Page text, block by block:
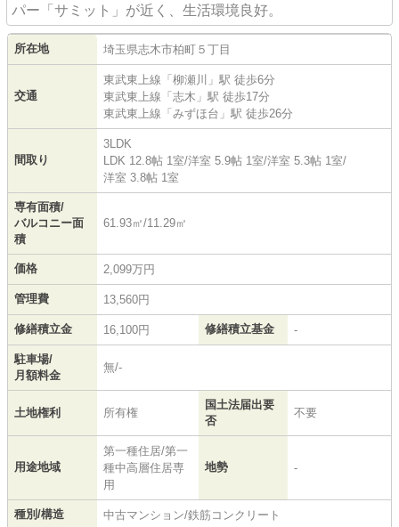
パー「サミット」が近く、生活環境良好。
所在地 埼玉県志木市柏町 ５丁目
交通
東武東上線 「 柳瀬川 」駅 徒歩6分
東武東上線 「 志木 」駅 徒歩17分
東武東上線 「 みずほ台 」駅 徒歩26分
間取り
3LDK
LDK 12.8帖 1室/洋室 5.9帖 1室/洋室 5.3帖 1室/
洋室 3.8帖 1室
専有面積/
バルコニー面
積
61.93㎡/11.29㎡
価格 2,099万円
管理費 13,560円
修繕積立金 16,100円 修繕積立基金 -
駐車場/
月額料金
無/-
土地権利 所有権
国土法届出要
否
不要
用途地域
第一種住居/第一
種中高層住居専
用
地勢 -
種別/構造 中古マンション/鉄筋コンクリート